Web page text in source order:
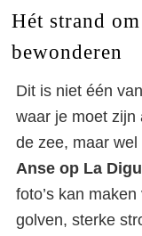
Hét strand
bewonderen
Dit is niet één
waar je moet zijn
de zee, maar
Anse op La
foto’s kan
golven, sterke